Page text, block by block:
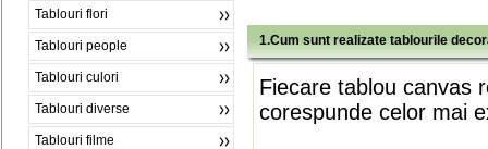
Tablouri flori
Tablouri people
Tablouri culori
Tablouri diverse
Tablouri filme
1.Cum sunt realizate tablourile
Fiecare tablou canvas
corespunde celor mai